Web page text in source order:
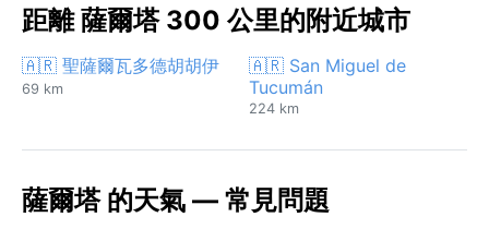
距離 薩爾塔 300 公里的附近城市
🇦🇷 聖薩爾瓦多德胡胡伊
69 km
🇦🇷 San Miguel de
Tucumán
224 km
薩爾塔 的天氣 — 常見問題